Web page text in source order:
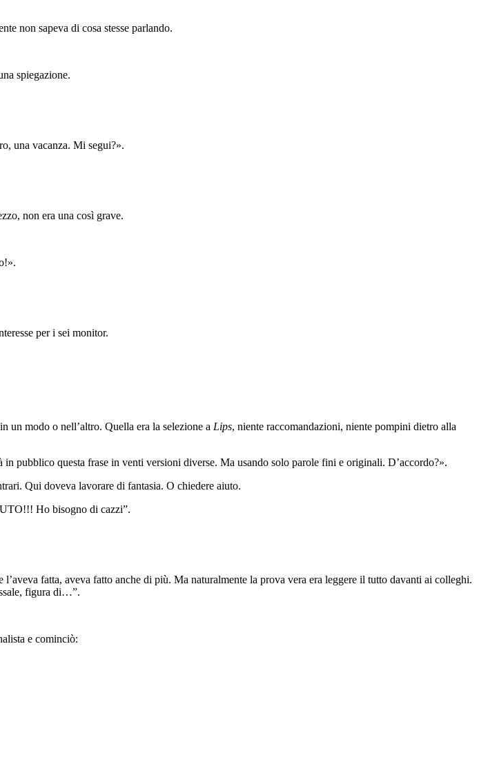
non sapeva di cosa stesse parlando.
spiegazione.
una vacanza. Mi segui?».
non era una così grave.
per i sei monitor.
un modo o nell’altro. Quella era la selezione a Lips, niente raccomandazioni, niente pompini dietro alla
pubblico questa frase in venti versioni diverse. Ma usando solo parole fini e originali. D’accordo?».
Qui doveva lavorare di fantasia. O chiedere aiuto.
Ho bisogno di cazzi”.
fatta, aveva fatto anche di più. Ma naturalmente la prova vera era leggere il tutto davanti ai colleghi.
figura di…”.
e cominciò: